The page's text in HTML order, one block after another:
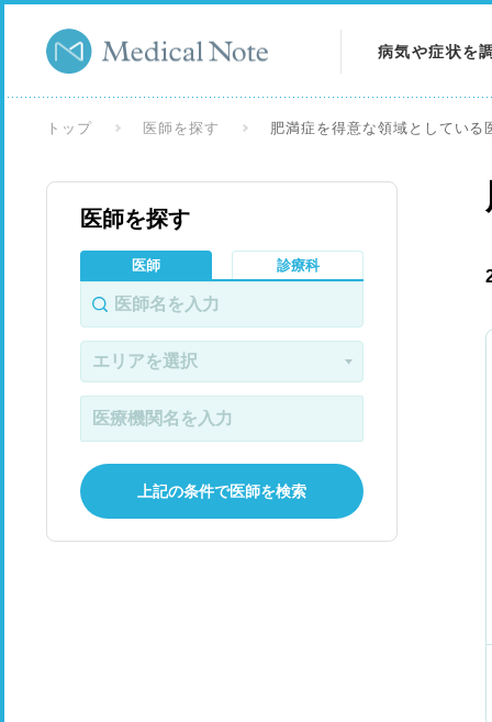
病気や症状を
トップ 医師を探す 肥満症を得意な領域としている
医師を探す
医師 診療科
上記の条件で医師を検索